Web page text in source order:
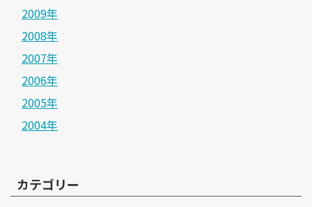
2009年
2008年
2007年
2006年
2005年
2004年
カテゴリー